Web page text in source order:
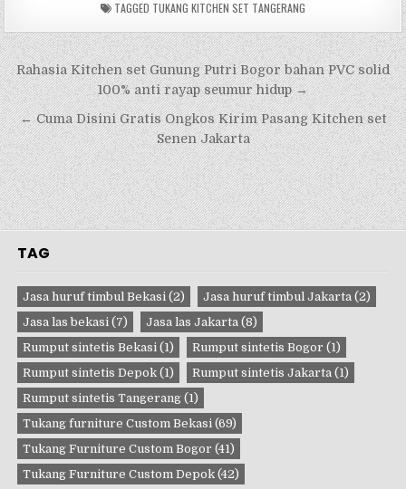
TAGGED TUKANG KITCHEN SET TANGERANG
Navigasi
pos
Rahasia Kitchen set Gunung Putri Bogor bahan PVC solid
100% anti rayap seumur hidup →
← Cuma Disini Gratis Ongkos Kirim Pasang Kitchen set
Senen Jakarta
TAG
Jasa huruf timbul Bekasi (2) Jasa huruf timbul Jakarta (2)
Jasa las bekasi (7) Jasa las Jakarta (8)
Rumput sintetis Bekasi (1) Rumput sintetis Bogor (1)
Rumput sintetis Depok (1) Rumput sintetis Jakarta (1)
Rumput sintetis Tangerang (1)
Tukang furniture Custom Bekasi (69)
Tukang Furniture Custom Bogor (41)
Tukang Furniture Custom Depok (42)